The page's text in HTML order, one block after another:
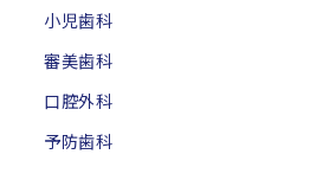
小児歯科
審美歯科
口腔外科
予防歯科